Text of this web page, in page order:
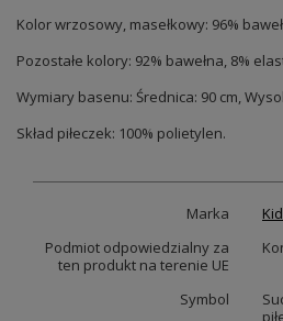
Kolor wrzosowy, masełkowy: 96%
Pozostałe kolory: 92% bawełna, 8%
Wymiary basenu: Średnica: 90 cm,
Skład piłeczek: 100% polietylen.
Marka
Podmiot odpowiedzialny za
ten produkt na terenie UE
Symbol